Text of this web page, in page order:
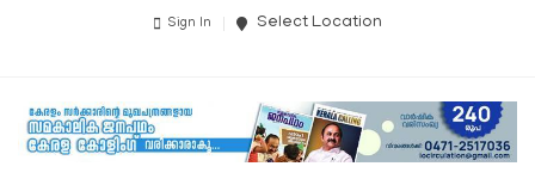
Sign In Select Location